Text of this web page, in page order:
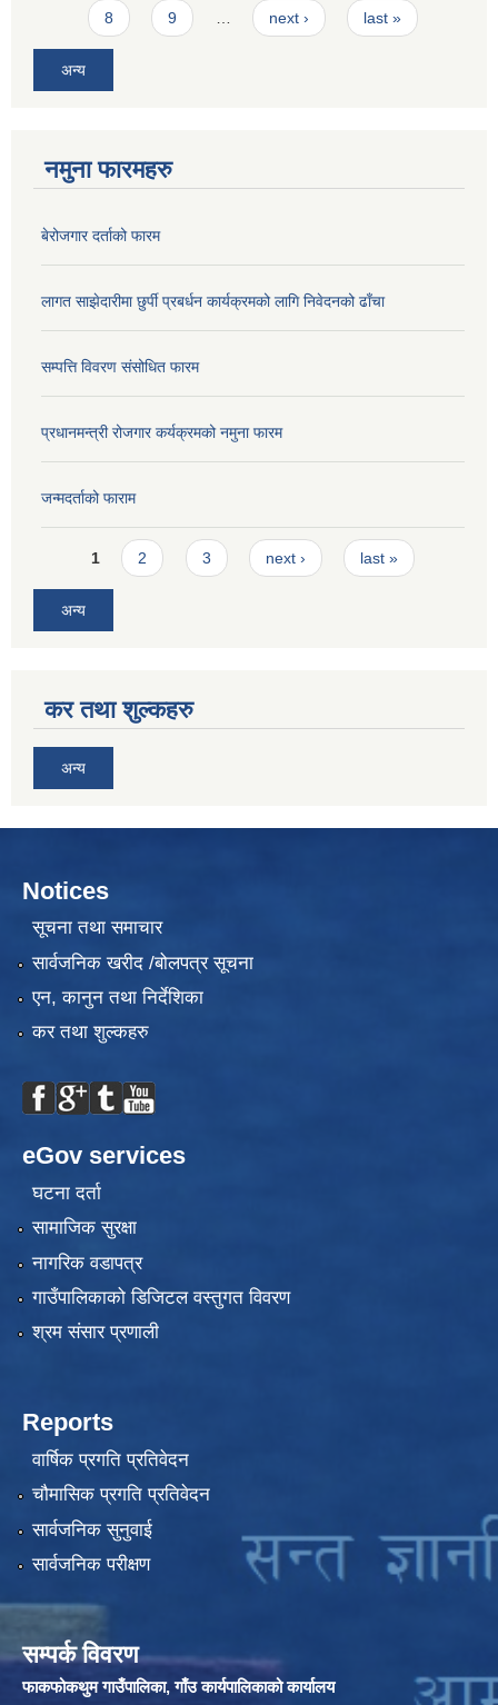
8 9 … next › last »
अन्य
नमुना फारमहरु
बेरोजगार दर्ताको फारम
लागत साझेदारीमा छुर्पी प्रबर्धन कार्यक्रमको लागि निवेदनको ढाँचा
सम्पत्ति विवरण संसोधित फारम
प्रधानमन्त्री रोजगार कर्यक्रमको नमुना फारम
जन्मदर्ताको फाराम
Pages
1 2 3 next › last »
अन्य
कर तथा शुल्कहरु
अन्य
Notices
सूचना तथा समाचार
सार्वजनिक खरीद /बोलपत्र सूचना
एन, कानुन तथा निर्देशिका
कर तथा शुल्कहरु
eGov services
घटना दर्ता
सामाजिक सुरक्षा
नागरिक वडापत्र
गाउँपालिकाको डिजिटल वस्तुगत विवरण
श्रम संसार प्रणाली
Reports
वार्षिक प्रगति प्रतिवेदन
चौमासिक प्रगति प्रतिवेदन
सार्वजनिक सुनुवाई
सार्वजनिक परीक्षण
सम्पर्क विवरण
फाकफोकथुम गाउँपालिका, गाँउ कार्यपालिकाको कार्यालय